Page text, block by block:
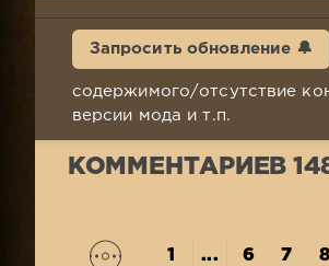
Запросить обновление 🔔
содержимого/отсутствие
версии мода и т.п.
КОММЕНТАРИЕВ
1 ... 6 7 8